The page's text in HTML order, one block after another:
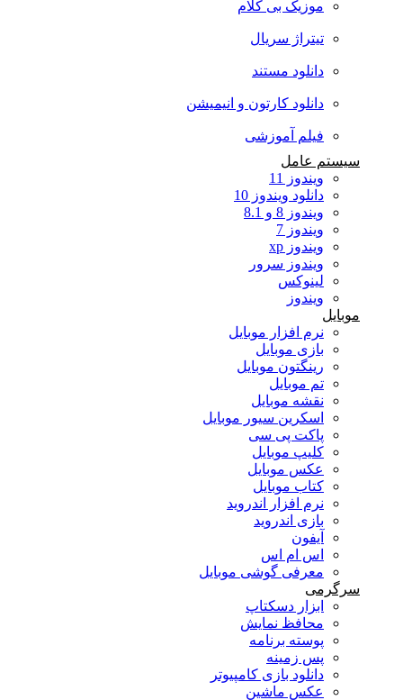
موزیک بی کلام
تیتراژ سریال
دانلود مستند
دانلود کارتون و انیمیشن
فیلم آموزشی
سیستم عامل
ویندوز 11
دانلود ویندوز 10
ویندوز 8 و 8.1
ویندوز 7
ویندوز xp
ویندوز سرور
لینوکس
ویندوز
موبایل
نرم افزار موبایل
بازی موبایل
رینگتون موبایل
تم موبایل
نقشه موبایل
اسکرین سیور موبایل
پاکت پی سی
کلیپ موبایل
عکس موبایل
کتاب موبایل
نرم افزار اندروید
بازی اندروید
آیفون
اس ام اس
معرفی گوشی موبایل
سرگرمی
ابزار دسکتاپ
محافظ نمایش
پوسته برنامه
پس زمینه
دانلود بازی کامپیوتر
عکس ماشین